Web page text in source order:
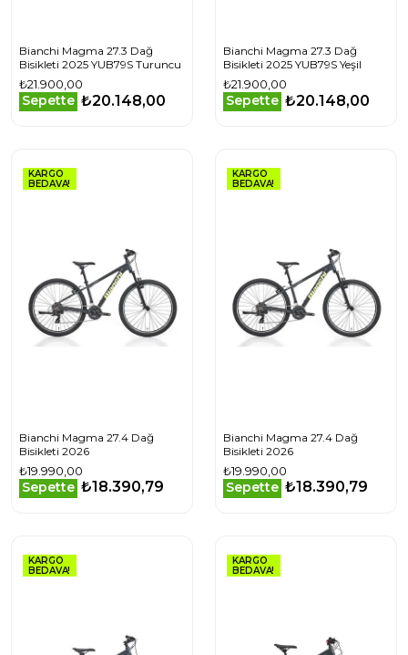
Bianchi Magma 27.3 Dağ
Bisikleti 2025 YUB79S Turuncu
₺21.900,00
Sepette ₺20.148,00
Bianchi Magma 27.3 Dağ
Bisikleti 2025 YUB79S Yeşil
₺21.900,00
Sepette ₺20.148,00
KARGO
BEDAVA!
Bianchi Magma 27.4 Dağ
Bisikleti 2026
₺19.990,00
Sepette ₺18.390,79
KARGO
BEDAVA!
Bianchi Magma 27.4 Dağ
Bisikleti 2026
₺19.990,00
Sepette ₺18.390,79
KARGO
BEDAVA!
KARGO
BEDAVA!